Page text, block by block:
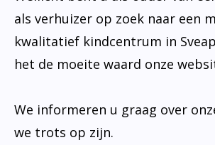
als verhuizer op zoek naar een
kwalitatief kindcentrum in
het de moeite waard onze
We informeren u graag over
we trots op zijn.